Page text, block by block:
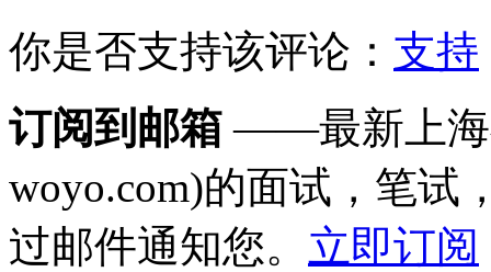
你是否支持该评论： 支持
订阅到邮箱 ——最新上海
woyo.com)的面试，笔试
过邮件通知您。 立即订阅